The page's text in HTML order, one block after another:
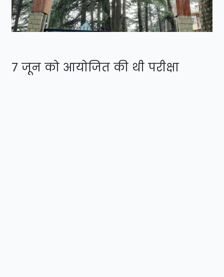
7 जून को आयोजित की थी परीक्षा